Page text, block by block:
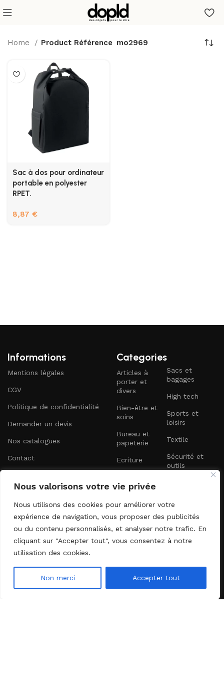
Nous valorisons votre vie privée
Nous utilisons des cookies pour améliorer votre
expérience de navigation, vous proposer des publicités
ou du contenu personnalisés, et analyser notre trafic. En
cliquant sur "Accepter tout", vous consentez à notre
utilisation des cookies.
Non merci Accepter tout
Home Product Référence mo2969
Sac à dos pour ordinateur
portable en polyester
RPET.
8,87 €
Informations
Mentions légales
CGV
Politique de confidentialité
Demander un devis
Nos catalogues
Contact
Categories
Articles à
porter et
divers
Bien-être et
soins
Bureau et
papeterie
Ecriture
quotidienne
Sacs et
bagages
High tech
Sports et
loisirs
Textile
Sécurité et
outils
Lettre d'information
Abonnez-vous à notre newsletter pour recevoir les dernières
nouveautés directement dans votre boîte e-mail.